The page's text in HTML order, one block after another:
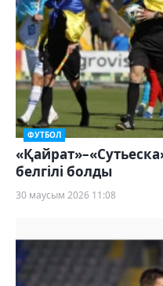
ФУТБОЛ
белгілі болды
30 маусым 2026 11:08